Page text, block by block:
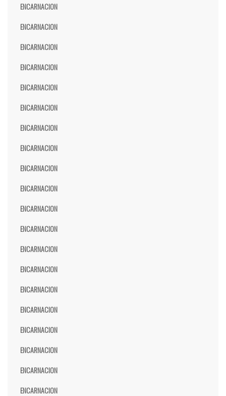
ENCARNACION
ENCARNACION
ENCARNACION
ENCARNACION
ENCARNACION
ENCARNACION
ENCARNACION
ENCARNACION
ENCARNACION
ENCARNACION
ENCARNACION
ENCARNACION
ENCARNACION
ENCARNACION
ENCARNACION
ENCARNACION
ENCARNACION
ENCARNACION
ENCARNACION
ENCARNACION